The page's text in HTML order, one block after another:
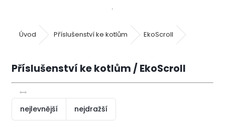
Úvod Příslušenství ke kotlům EkoScroll
Příslušenství ke kotlům / EkoScroll
nejlevnější nejdražší